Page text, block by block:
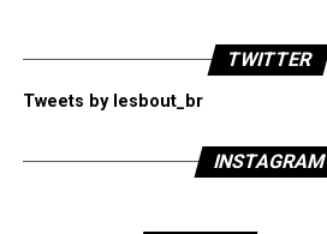
TWITTER
Tweets by lesbout_br
INSTAGRAM